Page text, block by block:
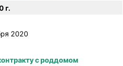
г.
2020
с роддомом